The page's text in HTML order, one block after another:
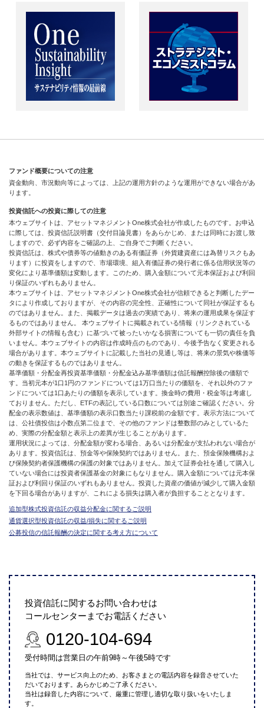
ファンド概要についての注意
資金動向、市況動向等によっては、上記の運用方針のような運用ができない場合があ
ります。
投資信託への投資に際しての注意
本ウェブサイトは、アセットマネジメントOne株式会社が作成したものです。お申込
に際しては、投資信託説明書（交付目論見書）をあらかじめ、または同時にお渡し致
しますので、必ず内容をご確認の上、ご自身でご判断ください。
投資信託は、株式や債券等の値動きのある有価証券（外貨建資産には為替リスクもあ
ります）に投資をしますので、市場環境、組入有価証券の発行者に係る信用状況等の
変化により基準価額は変動します。このため、購入金額について元本保証および利回
り保証のいずれもありません。
本ウェブサイトは、アセットマネジメントOne株式会社が信頼できると判断したデー
タにより作成しておりますが、その内容の完全性、正確性について同社が保証するも
のではありません。また、掲載データは過去の実績であり、将来の運用成果を保証す
るものではありません。 本ウェブサイトに掲載されている情報（リンクされている
外部サイトの情報も含む）に基づいて被ったいかなる損害についても一切の責任を負
いません。本ウェブサイトの内容は作成時点のものであり、今後予告なく変更される
場合があります。本ウェブサイトに記載した当社の見通し等は、将来の景気や株価等
の動きを保証するものではありません。
基準価額・分配金再投資基準価額・分配金込み基準価額は信託報酬控除後の価額で
す。当初元本が1口1円のファンドについては1万口当たりの価額を、それ以外のファ
ンドについては1口あたりの価額を表示しています。換金時の費用・税金等は考慮し
ておりません。ただし、ETFの表記している口数については別途ご確認ください。分
配金の表示数値は、基準価額の表示口数当たり課税前の金額です。表示方法について
は、公社債投信は小数点第二位まで、その他のファンドは整数部のみとしているた
め、実際の分配金額と表示上の差異が生じることがあります。
運用状況によっては、分配金額が変わる場合、あるいは分配金が支払われない場合が
あります。投資信託は、預金等や保険契約ではありません。また、預金保険機構およ
び保険契約者保護機構の保護の対象ではありません。加えて証券会社を通して購入し
ていない場合には投資者保護基金の対象にもなりません。購入金額については元本保
証および利回り保証のいずれもありません。投資した資産の価値が減少して購入金額
を下回る場合がありますが、これによる損失は購入者が負担することとなります。
追加型株式投資信託の収益分配金に関するご説明
通貨選択型投資信託の収益/損失に関するご説明
公募投信の信託報酬の決定に関する考え方について
投資信託に関するお問い合わせは
コールセンターまでお電話ください
0120-104-694
受付時間は営業日の午前9時～午後5時です
当社では、サービス向上のため、お客さまとの電話内容を録音させていた
だいております。あらかじめご了承ください。
当社は録音した内容について、厳重に管理し適切な取り扱いをいたしま
す。